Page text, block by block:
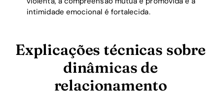
intimidade emocional é fortalecida.
Explicações técnicas sobre
dinâmicas de
relacionamento